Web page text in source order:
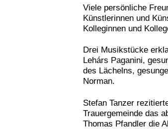
Viele persönliche
Künstlerinnen und
Kolleginnen und
Drei Musikstücke
Lehárs Paganini,
des Lächelns,
Norman.
Stefan Tanzer
Trauergemeinde das
Thomas Pfandler die